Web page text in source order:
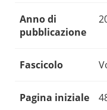
Anno di
pubblicazione
Fascicolo
Pagina iniziale